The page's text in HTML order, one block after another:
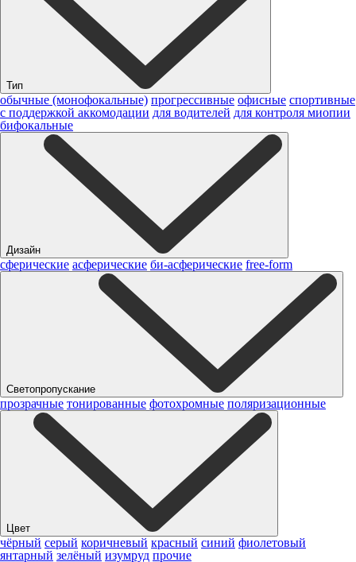
Тип
обычные (монофокальные) прогрессивные офисные спортивные
с поддержкой аккомодации для водителей для контроля миопии
бифокальные
Дизайн
сферические асферические би-асферические free-form
Светопропускание
прозрачные тонированные фотохромные поляризационные
Цвет
чёрный серый коричневый красный синий фиолетовый
янтарный зелёный изумруд прочие